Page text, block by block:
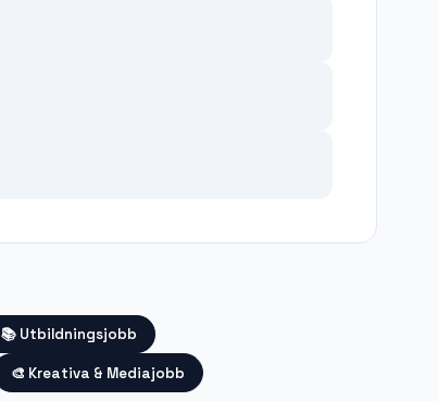
📚 Utbildningsjobb
🎨 Kreativa & Mediajobb